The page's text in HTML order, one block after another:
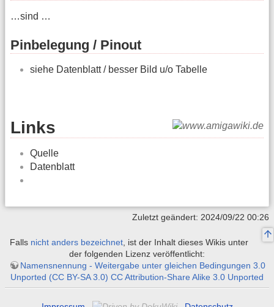
…sind …
Pinbelegung / Pinout
siehe Datenblatt / besser Bild u/o Tabelle
Links
Quelle
Datenblatt
Zuletzt geändert: 2024/09/22 00:26
Falls nicht anders bezeichnet , ist der Inhalt dieses Wikis unter
der folgenden Lizenz veröffentlicht:
Namensnennung - Weitergabe unter gleichen Bedingungen 3.0
Unported (CC BY-SA 3.0) CC Attribution-Share Alike 3.0 Unported